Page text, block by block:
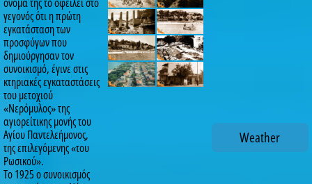
γεγονός ότι η πρώτη
εγκατάσταση των
προσφύγων που
δημιούργησαν τον
συνοικισμό, έγινε στις
κτηριακές εγκαταστάσεις
του μετοχιού
«Νερόμυλος» της
αγιορείτικης μονής του
Αγίου Παντελεήμονος,
της επιλεγόμενης «του
Ρωσικού».
Το 1925 ο συνοικισμός
Weather